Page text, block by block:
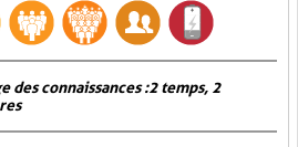
des connaissances : 2 temps, 2